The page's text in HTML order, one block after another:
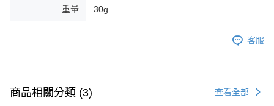
重量 30g
客服
商品相關分類 (3) 查看全部